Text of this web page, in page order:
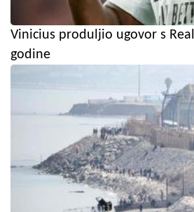
Vinicius produljio ugovor s
godine